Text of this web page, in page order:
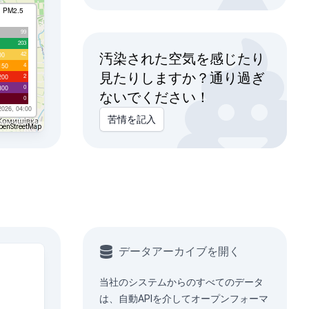
PM2.5
99
203
42
4
2
0
0
04:00
汚染された空気を感じたり
見たりしますか？通り過ぎ
ないでください！
苦情を記入
データアーカイブを開く
当社のシステムからのすべてのデータ
は、
自動API を介してオープンフォーマ